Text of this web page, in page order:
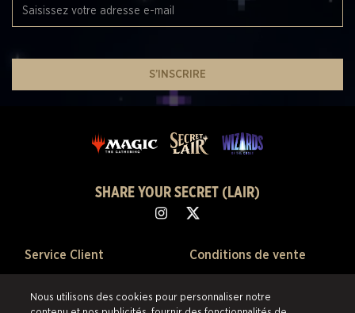
S’INSCRIRE
SHARE YOUR SECRET (LAIR)
Service Client Conditions de vente
Nous utilisons des cookies pour personnaliser notre